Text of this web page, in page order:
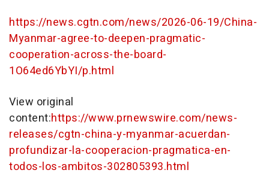
https://news.cgtn.com/news/2026-06-19/China-
Myanmar-agree-to-deepen-pragmatic-
cooperation-across-the-board-
1O64ed6YbYI/p.html
View original
content:https://www.prnewswire.com/news-
releases/cgtn-china-y-myanmar-acuerdan-
profundizar-la-cooperacion-pragmatica-en-
todos-los-ambitos-302805393.html